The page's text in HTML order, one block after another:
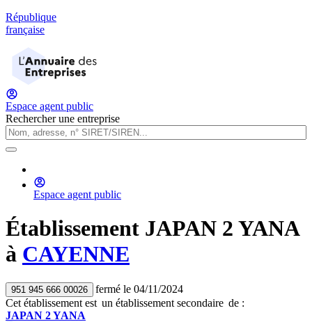
République
française
Espace agent public
Rechercher une entreprise
Espace agent public
Établissement JAPAN 2 YANA
à CAYENNE
951 945 666 00026 fermé le 04/11/2024
Cet établissement est un établissement secondaire de :
JAPAN 2 YANA